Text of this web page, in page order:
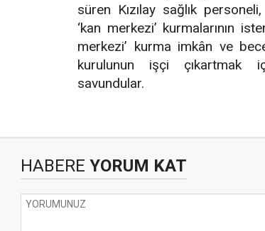
süren Kızılay sağlık
‘kan merkezi’ kurmalarının
merkezi’ kurma imkân ve
kurulunun işçi çıkartmak
savundular.
HABERE YORUM KAT